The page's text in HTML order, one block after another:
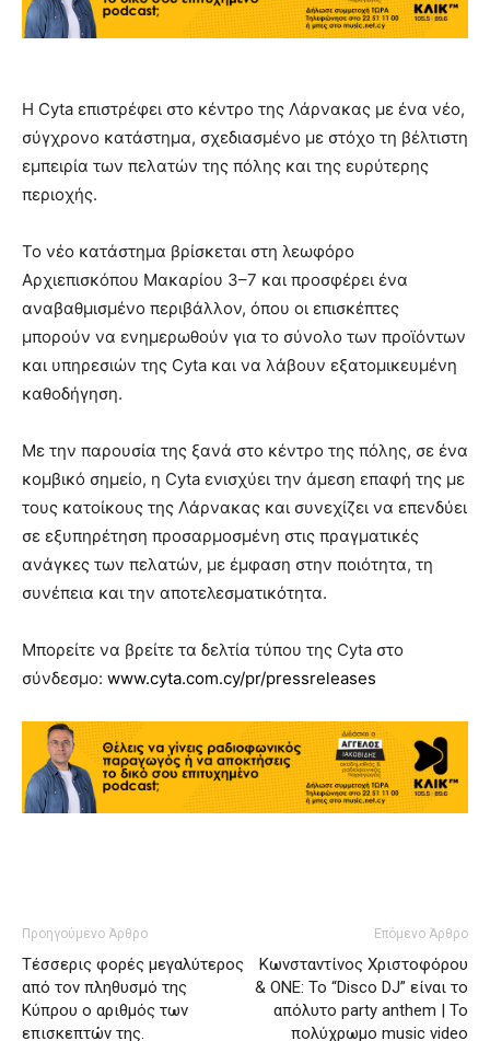
Η Cyta επιστρέφει στο κέντρο της Λάρνακας με ένα νέο,
σύγχρονο κατάστημα, σχεδιασμένο με στόχο τη βέλτιστη
εμπειρία των πελατών της πόλης και της ευρύτερης
περιοχής.
Το νέο κατάστημα βρίσκεται στη λεωφόρο
Αρχιεπισκόπου Μακαρίου 3–7 και προσφέρει ένα
αναβαθμισμένο περιβάλλον, όπου οι επισκέπτες
μπορούν να ενημερωθούν για το σύνολο των προϊόντων
και υπηρεσιών της Cyta και να λάβουν εξατομικευμένη
καθοδήγηση.
Με την παρουσία της ξανά στο κέντρο της πόλης, σε ένα
κομβικό σημείο, η Cyta ενισχύει την άμεση επαφή της με
τους κατοίκους της Λάρνακας και συνεχίζει να επενδύει
σε εξυπηρέτηση προσαρμοσμένη στις πραγματικές
ανάγκες των πελατών, με έμφαση στην ποιότητα, τη
συνέπεια και την αποτελεσματικότητα.
Μπορείτε να βρείτε τα δελτία τύπου της Cyta στο
σύνδεσμο: www.cyta.com.cy/pr/pressreleases
Προηγούμενο Άρθρο
Τέσσερις φορές μεγαλύτερος
από τον πληθυσμό της
Κύπρου ο αριθμός των
επισκεπτών της.
Επόμενο Άρθρο
Κωνσταντίνος Χριστοφόρου
& ΟΝΕ: Το “Disco DJ” είναι το
απόλυτο party anthem | Το
πολύχρωμο music video